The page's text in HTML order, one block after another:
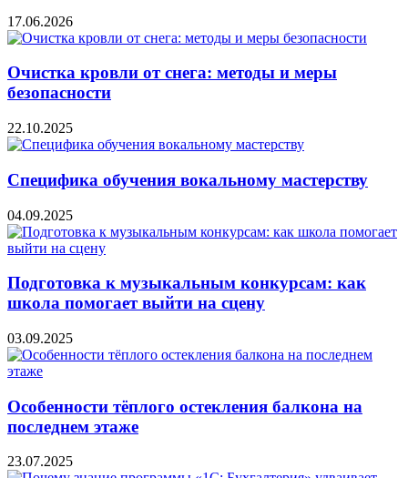
17.06.2026
Очистка кровли от снега: методы и меры
безопасности
22.10.2025
Специфика обучения вокальному мастерству
04.09.2025
Подготовка к музыкальным конкурсам: как
школа помогает выйти на сцену
03.09.2025
Особенности тёплого остекления балкона на
последнем этаже
23.07.2025